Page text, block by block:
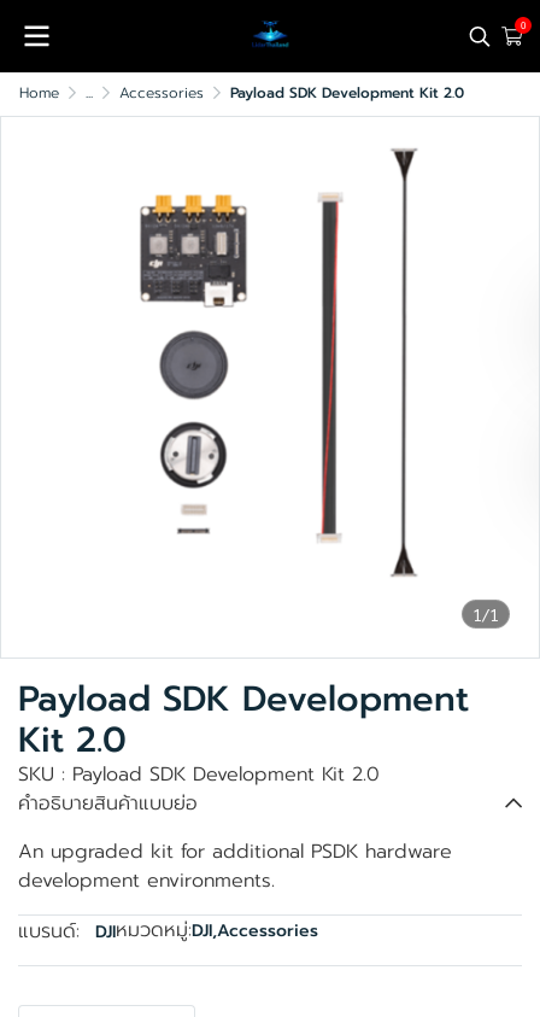
0
Home ... Accessories Payload SDK Development Kit 2.0
1/1
Payload SDK Development
Kit 2.0
SKU : Payload SDK Development Kit 2.0
คำอธิบายสินค้าแบบย่อ
An upgraded kit for additional PSDK hardware
development environments.
แบรนด์:
DJIหมวดหมู่:DJI,Accessories